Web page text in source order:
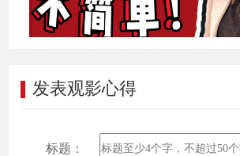
发表观影心得
标题：